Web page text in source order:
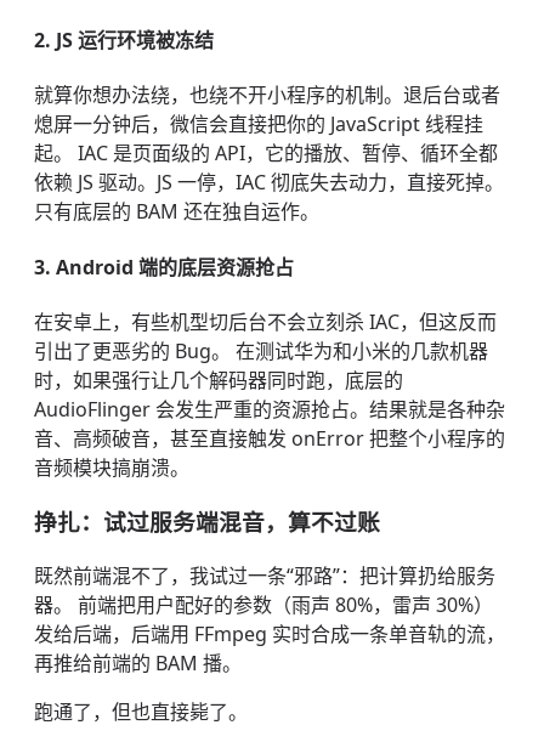
2. JS 运行环境被冻结
就算你想办法绕，也绕不开小程序的机制。退后台或者
熄屏一分钟后，微信会直接把你的 JavaScript 线程挂
起。 IAC 是页面级的 API，它的播放、暂停、循环全都
依赖 JS 驱动。JS 一停，IAC 彻底失去动力，直接死掉。
只有底层的 BAM 还在独自运作。
3. Android 端的底层资源抢占
在安卓上，有些机型切后台不会立刻杀 IAC，但这反而
引出了更恶劣的 Bug。 在测试华为和小米的几款机器
时，如果强行让几个解码器同时跑，底层的
AudioFlinger 会发生严重的资源抢占。结果就是各种杂
音、高频破音，甚至直接触发 onError 把整个小程序的
音频模块搞崩溃。
挣扎：试过服务端混音，算不过账
既然前端混不了，我试过一条“邪路”：把计算扔给服务
器。 前端把用户配好的参数（雨声 80%，雷声 30%）
发给后端，后端用 FFmpeg 实时合成一条单音轨的流，
再推给前端的 BAM 播。
跑通了，但也直接毙了。